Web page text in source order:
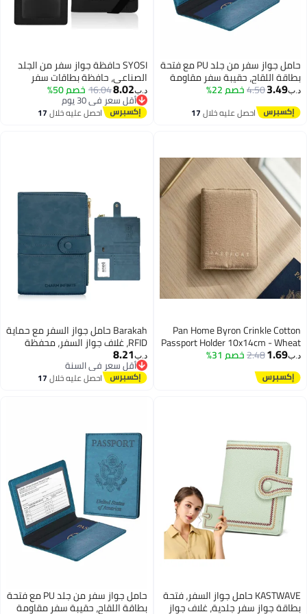
حامل جواز سفر من جلد PU مع فتحة
بطاقة اللقاح، حقيبة سفر مقاومة
للماء لجواز السفر والبطاقات
د.ب‏3.49
4.50خصم 22%
احصل عليه خلال17
SYOSI حافظة جواز سفر من الجلد
الصناعي، حافظة بطاقات سفر
رفيعة، حافظة جواز سفر، حامل
بطاقات لقاح، محفظة سفر، منظم
بطاقات للرجال والنساء، إكسسوارات
د.ب‏8.02
16.04خصم 50%
أقل سعر في 30 يوم
أقل سعر في 30 يوماحصل عليه خلال17
Pan Home Byron Crinkle Cotton
Passport Holder 10x14cm - Wheat
- 262PSF9900058
د.ب‏1.69
2.48خصم 31%
Barakah حامل جواز السفر مع حماية
RFID، غلاف جواز السفر، محفظة
وبطاقات الائتمان، محفظة بطاقات
سفر كبيرة بسحاب
د.ب‏8.21
أقل سعر في السنة
أقل سعر في السنة
احصل عليه خلال17
KASTWAVE حامل جواز السفر، فتحة
بطاقة جواز سفر جلدية، غلاف جواز
حامل جواز سفر من جلد PU مع فتحة
بطاقة اللقاح، حقيبة سفر مقاومة